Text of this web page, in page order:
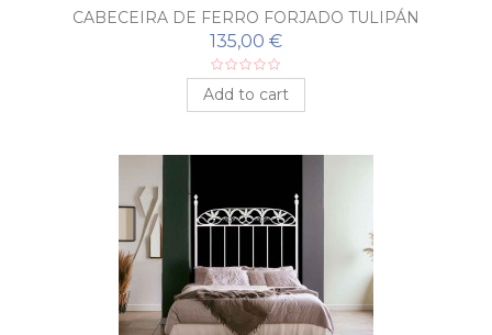
CABECEIRA DE FERRO FORJADO TULIPÁN
135,00 €
Add to cart